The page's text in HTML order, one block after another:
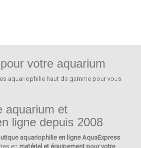
votre aquarium
aquariophilie haut de gamme pour vous.
JBL
aquarium et
ligne depuis 2008
aquariophilie en ligne AquaExpress
en matériel et équipement pour votre